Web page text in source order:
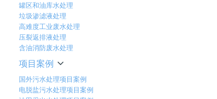
罐区和油库水处理
垃圾渗滤液处理
高难度工业废水处理
压裂返排液处理
含油消防废水处理
项目案例
国外污水处理项目案例
电脱盐污水处理项目案例